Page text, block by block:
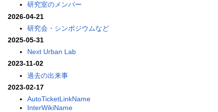
研究室のメンバー
2026-04-21
研究会・シンポジウムなど
2025-05-31
Next Urban Lab
2023-11-02
過去の出来事
2023-02-17
AutoTicketLinkName
InterWikiName